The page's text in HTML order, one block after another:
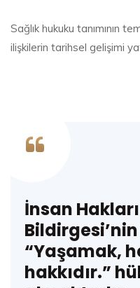
Sağlık hukuku tanımının
ilişkilerin tarihsel gelişimi
İnsan
“Yaşamak,
hakkıdır.”